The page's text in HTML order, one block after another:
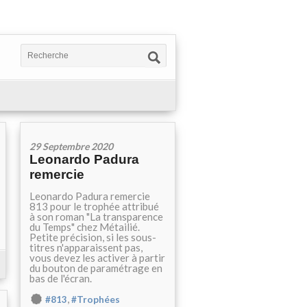
29 Septembre 2020
Leonardo Padura
remercie
Leonardo Padura remercie
813 pour le trophée attribué
à son roman "La transparence
du Temps" chez Métailié.
Petite précision, si les sous-
titres n'apparaissent pas,
vous devez les activer à partir
du bouton de paramétrage en
bas de l'écran.
#813,#Trophées